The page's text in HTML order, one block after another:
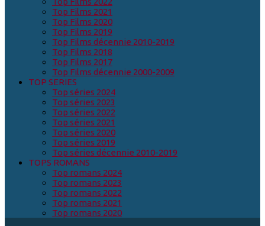
Top Films 2021
Top Films 2020
Top Films 2019
Top Films décennie 2010-2019
Top Films 2018
Top Films 2017
Top Films décennie 2000-2009
TOP SERIES
Top séries 2024
Top séries 2023
Top séries 2022
Top séries 2021
Top séries 2020
Top séries 2019
Top séries décennie 2010-2019
TOPS ROMANS
Top romans 2024
Top romans 2023
Top romans 2022
Top romans 2021
Top romans 2020